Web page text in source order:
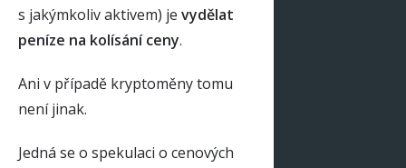
s jakýmkoliv aktivem) je vydělat
peníze na kolísání ceny.
Ani v případě kryptoměny tomu
není jinak.
Jedná se o spekulaci o cenových